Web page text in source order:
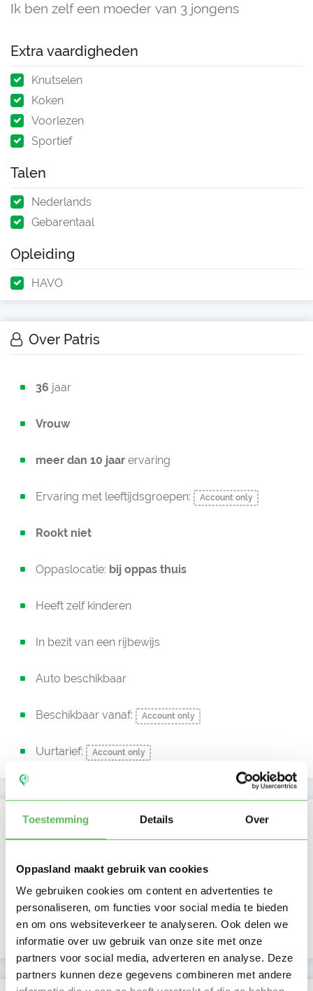
Toestemming Details Over
Oppasland maakt gebruik van cookies
We gebruiken cookies om content en advertenties te
personaliseren, om functies voor social media te bieden
en om ons websiteverkeer te analyseren. Ook delen we
informatie over uw gebruik van onze site met onze
partners voor social media, adverteren en analyse. Deze
partners kunnen deze gegevens combineren met andere
Ik ben zelf een moeder van 3 jongens
Extra vaardigheden
Knutselen
Koken
Voorlezen
Sportief
Talen
Nederlands
Gebarentaal
Opleiding
HAVO
Over Patris
36 jaar
Vrouw
meer dan 10 jaar ervaring
Ervaring met leeftijdsgroepen: Account only
Rookt niet
Oppaslocatie: bij oppas thuis
Heeft zelf kinderen
In bezit van een rijbewijs
Auto beschikbaar
Beschikbaar vanaf: Account only
Uurtarief: Account only
Kan oppassen op
Middag
Avond
Nacht
NIEUW